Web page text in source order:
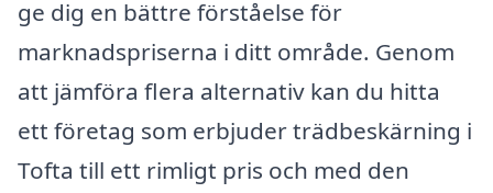
ge dig en bättre förståelse för
marknadspriserna i ditt område. Genom
att jämföra flera alternativ kan du hitta
ett företag som erbjuder trädbeskärning i
Tofta till ett rimligt pris och med den